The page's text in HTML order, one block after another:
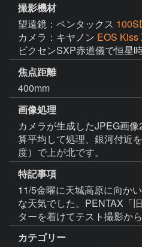
撮影機材
望遠鏡：ペンタックス
カメラ：キヤノン EOS Kiss
ビクセンSXP赤道儀で恒星
焦点距離
400mm
画像処理
カメラが生成したJPEG画
算平均して処理、銀河付近
度）で上が北です。
特記事項
11/5金曜に天城高原に向か
な天気でした。PENTAX「
ターを着けてテスト撮影か
カテゴリー